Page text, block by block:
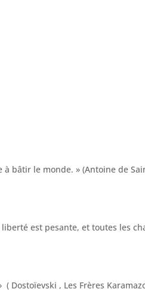
bâtir le monde. » (Antoine de
est pesante, et toutes les
, Les Frères